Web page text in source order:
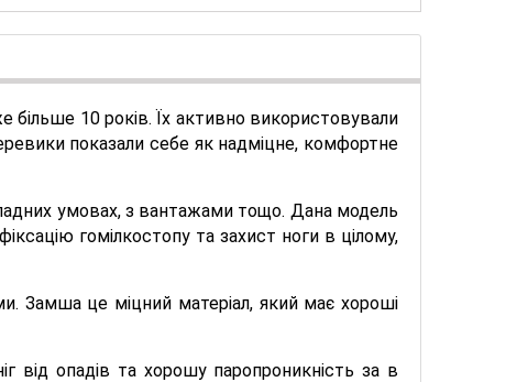
10 років. Їх активно використовували
показали себе як надміцне, комфортне
умовах, з вантажами тощо. Дана модель
гомілкостопу та захист ноги в цілому,
Замша це міцний матеріал, який має хороші
від опадів та хорошу паропроникність за в